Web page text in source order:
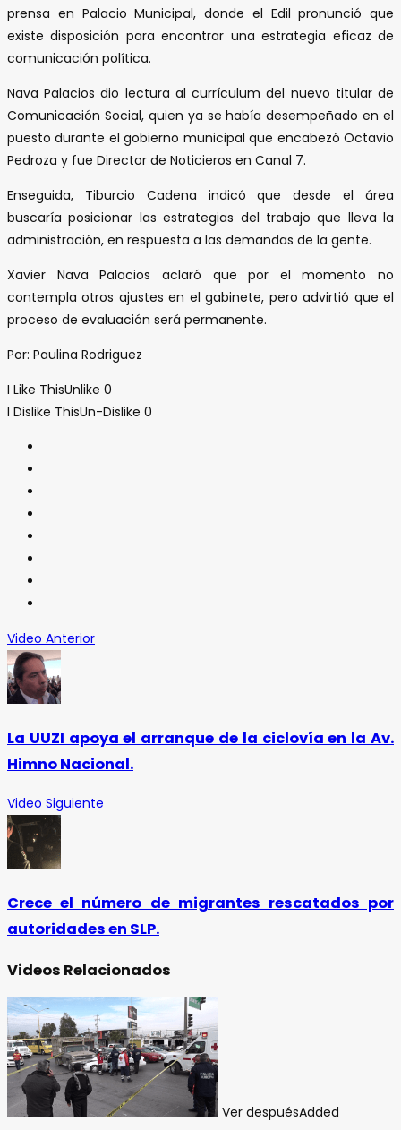
prensa en Palacio Municipal, donde el Edil pronunció que
existe disposición para encontrar una estrategia eficaz de
comunicación política.
Nava Palacios dio lectura al currículum del nuevo titular de
Comunicación Social, quien ya se había desempeñado en el
puesto durante el gobierno municipal que encabezó Octavio
Pedroza y fue Director de Noticieros en Canal 7.
Enseguida, Tiburcio Cadena indicó que desde el área
buscaría posicionar las estrategias del trabajo que lleva la
administración, en respuesta a las demandas de la gente.
Xavier Nava Palacios aclaró que por el momento no
contempla otros ajustes en el gabinete, pero advirtió que el
proceso de evaluación será permanente.
Por: Paulina Rodriguez
I Like ThisUnlike 0
I Dislike ThisUn-Dislike 0
Video Anterior
La UUZI apoya el arranque de la ciclovía en la Av.
Himno Nacional.
Video Siguiente
Crece el número de migrantes rescatados por
autoridades en SLP.
Videos Relacionados
Ver despuésAdded